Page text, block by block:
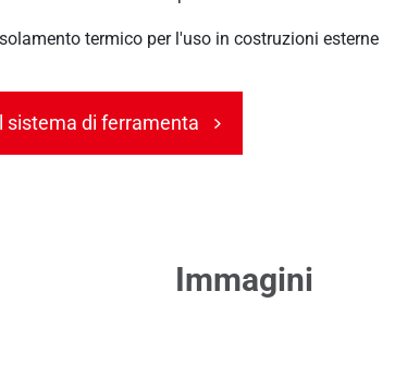
termico per l'uso in costruzioni esterne
sistema di ferramenta
Immagini